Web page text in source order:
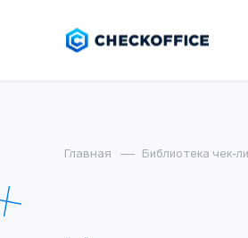
Главная Библиотека чек-